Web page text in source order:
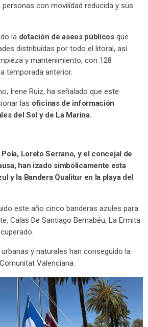
con movilidad reducida y sus
la dotación de aseos públicosque
distribuidas por todo el litoral, así
y mantenimiento, con 128
temporada anterior.
Irene Ruiz, ha señalado que este
las oficinas de información
del Sol y de La Marina.
Pola, Loreto Serrano, y el concejal de
han izado simbólicamente esta
y la Bandera Qualitur en la playa del
este año cinco banderas azules para
Calas De Santiago Bernabéu, La Ermita
y naturales han conseguido la
Valenciana.